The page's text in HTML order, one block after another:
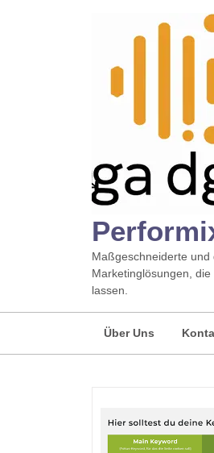
Maßgeschneiderte
Marketinglösungen,
lassen.
Über Uns